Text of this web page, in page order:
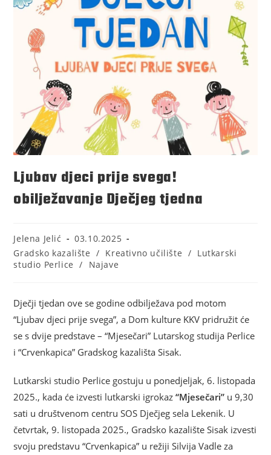
Ljubav djeci prije svega!
obilježavanje Dječjeg tjedna
Jelena Jelić
03.10.2025
Gradsko kazalište / Kreativno učilište / Lutkarski
studio Perlice
/ Najave
Dječji tjedan ove se godine odbilježava pod motom
“Ljubav djeci prije svega”, a Dom kulture KKV pridružit će
se s dvije predstave – “Mjesečari” Lutarskog studija Perlice
i “Crvenkapica” Gradskog kazališta Sisak.
Lutkarski studio Perlice gostuju u ponedjeljak, 6. listopada
2025., kada će izvesti lutkarski igrokaz“Mjesečari” u 9,30
sati u društvenom centru SOS Dječjeg sela Lekenik. U
četvrtak, 9. listopada 2025., Gradsko kazalište Sisak izvesti
svoju predstavu “Crvenkapica” u režiji Silvija Vadle za